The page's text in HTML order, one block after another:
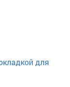
для